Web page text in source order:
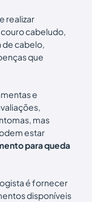
realizar
cabeludo,
de cabelo,
que
e
mas
estar
para queda
é fornecer
disponíveis